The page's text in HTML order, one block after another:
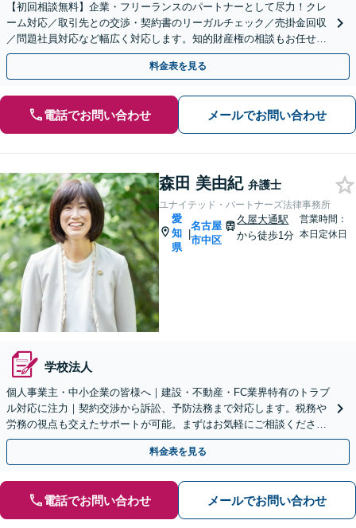
【初回相談無料】企業・フリーランスのパートナーとして尽力！クレ
ーム対応／取引先との交渉・契約書のリーガルチェック／売掛金回収
／問題社員対応など幅広く対応します。知的財産権の相談もお任せ！
【顧問契約も受付中】【完全個室】【浄心駅2分】
料金表を見る
電話でお問い合わせ メールでお問い合わせ
森田 美由紀 弁護士
ユナイテッド・パートナーズ法律事務所
愛
知
県
|
名古屋
市中区
久屋大通駅
から徒歩1分
営業時間：
本日定休日
学校法人
個人事業主・中小企業の皆様へ｜建設・不動産・FC業界特有のトラブ
ル対応に注力｜契約交渉から訴訟、予防法務まで対応します。税務や
労務の視点も交えたサポートが可能。まずはお気軽にご相談くださ
い。【久屋大通駅1分・初回相談30分無料】
料金表を見る
電話でお問い合わせ メールでお問い合わせ